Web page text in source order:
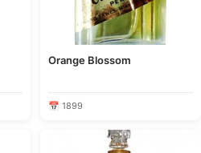
Orange Blossom
📅 1899